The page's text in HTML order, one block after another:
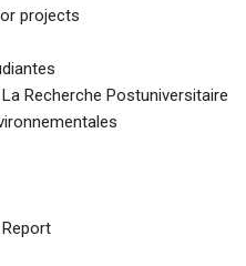
projects
Recherche Postuniversitaire